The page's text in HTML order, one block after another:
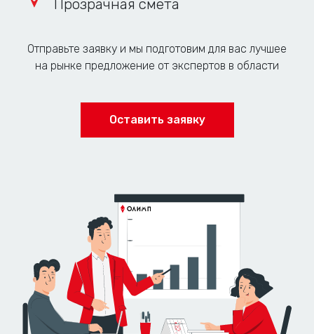
Прозрачная смета
Отправьте заявку и мы подготовим для вас лучшее
на рынке предложение от экспертов в области
Оставить заявку